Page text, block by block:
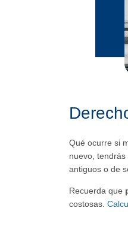
Qué ocurre si
nuevo,
antiguos o de
Recuerda que
costosas.